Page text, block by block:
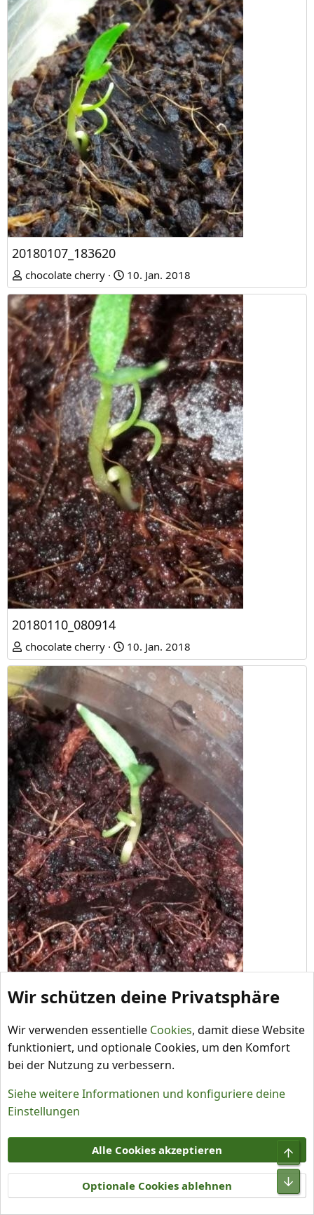
20180107_183620
chocolate cherry 10. Jan. 2018
20180110_080914
chocolate cherry 10. Jan. 2018
20180110_080753
Hat schon Mal jemand etwas ähnliches gesehen?
R
e
t
i
Christopher84,mphundLauser
Grey visions of today. Every sight I see the same.
10. Jan. 2018 #12
Wir schützen deine Privatsphäre
Wir verwenden essentielle Cookies, damit diese Website
funktioniert, und optionale Cookies, um den Komfort
bei der Nutzung zu verbessern.
Siehe weitere Informationen und konfiguriere deine
Einstellungen
Alle Cookies akzeptieren
Optionale Cookies ablehnen